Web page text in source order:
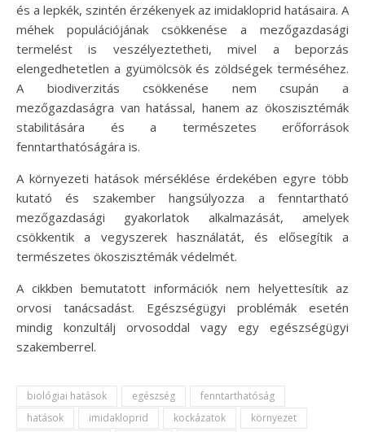
és a lepkék, szintén érzékenyek az imidakloprid hatásaira. A
méhek populációjának csökkenése a mezőgazdasági
termelést is veszélyeztetheti, mivel a beporzás
elengedhetetlen a gyümölcsök és zöldségek terméséhez.
A biodiverzitás csökkenése nem csupán a
mezőgazdaságra van hatással, hanem az ökoszisztémák
stabilitására és a természetes erőforrások
fenntarthatóságára is.
A környezeti hatások mérséklése érdekében egyre több
kutató és szakember hangsúlyozza a fenntartható
mezőgazdasági gyakorlatok alkalmazását, amelyek
csökkentik a vegyszerek használatát, és elősegítik a
természetes ökoszisztémák védelmét.
A cikkben bemutatott információk nem helyettesítik az
orvosi tanácsadást. Egészségügyi problémák esetén
mindig konzultálj orvosoddal vagy egy egészségügyi
szakemberrel.
biológiai hatások egészség
fenntarthatóság
hatások
imidakloprid kockázatok
környezet